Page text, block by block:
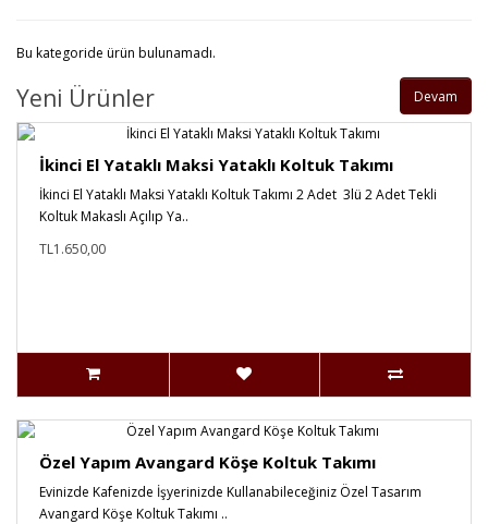
Bu kategoride ürün bulunamadı.
Devam
Yeni Ürünler
İkinci El Yataklı Maksi Yataklı Koltuk Takımı
İkinci El Yataklı Maksi Yataklı Koltuk Takımı 2 Adet 3lü 2 Adet Tekli
Koltuk Makaslı Açılıp Ya..
TL1.650,00
Özel Yapım Avangard Köşe Koltuk Takımı
Evinizde Kafenizde İşyerinizde Kullanabileceğiniz Özel Tasarım
Avangard Köşe Koltuk Takımı ..